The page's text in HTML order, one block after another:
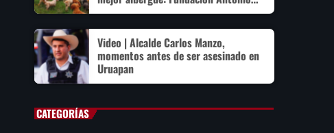
Hagenbeck
Video | Alcalde Carlos Manzo,
momentos antes de ser asesinado en
Uruapan
CATEGORÍAS